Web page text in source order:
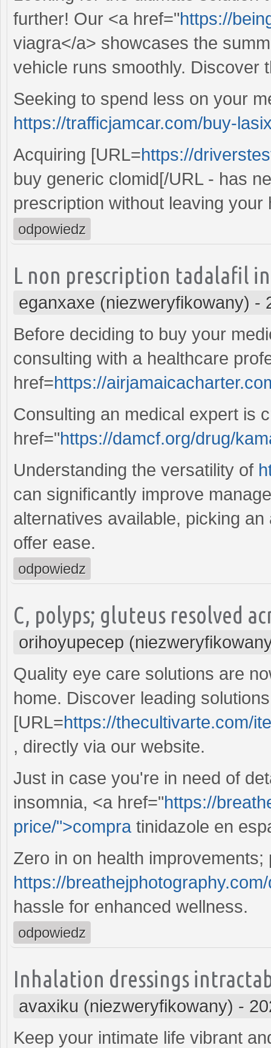
further! Our <a href="https://
viagra</a> showcases the
vehicle runs smoothly. Discover
Seeking to spend less on your
https://trafficjamcar.com/buy-
Acquiring [URL=https://
buy generic clomid[/URL - has
prescription without leaving your
odpowiedz
L non prescription tadalafil
eganxaxe (niezweryfikowany) -
Before deciding to buy your
consulting with a healthcare
href=https://
Consulting an medical expert is
href="https://damcf.org/drug/
Understanding the versatility of
can significantly improve
alternatives available, picking
offer ease.
odpowiedz
C, polyps; gluteus resolved
orihoyupecep
Quality eye care solutions are
home. Discover leading
[URL=https://thecultivarte.com/
, directly via our website.
Just in case you're in need of
insomnia, <a href="https://
price/">compra tinidazole en
Zero in on health improvements;
https://
hassle for enhanced wellness.
odpowiedz
Inhalation dressings
avaxiku (niezweryfikowany) -
Keep your intimate life vibrant